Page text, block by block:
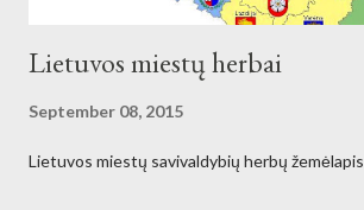
Lietuvos miestų herbai
September 08, 2015
Lietuvos miestų savivaldybių herbų žemėlapis